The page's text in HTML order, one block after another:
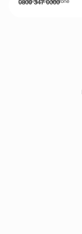
Compre pelo telefone
0800 347 0000